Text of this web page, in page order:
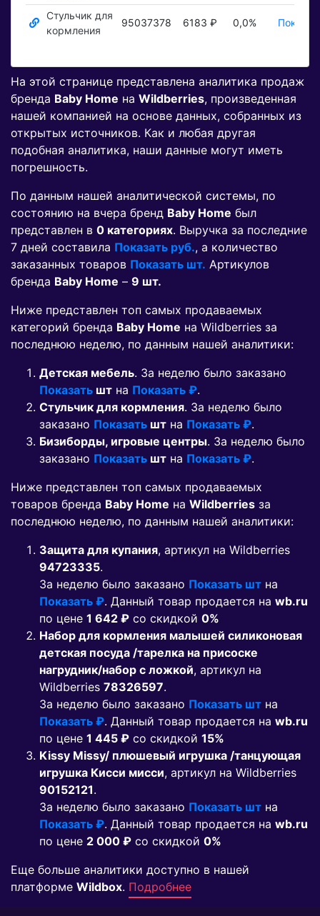
Стульчик для
кормления
95037378 6183 ₽ 0,0%
На этой странице представлена аналитика продаж
бренда Baby Home на Wildberries, произведенная
нашей компанией на основе данных, собранных из
открытых источников. Как и любая другая
подобная аналитика, наши данные могут иметь
погрешность.
По данным нашей аналитической системы, по
состоянию на вчера бренд Baby Home был
представлен в 0 категориях. Выручка за последние
7 дней составила Показать руб., а количество
заказанных товаров Показать шт. Артикулов
бренда Baby Home – 9 шт.
Ниже представлен топ самых продаваемых
категорий бренда Baby Home на Wildberries за
последнюю неделю, по данным нашей аналитики:
Детская мебель. За неделю было заказано
Показать шт на Показать ₽.
Стульчик для кормления. За неделю было
заказано Показать шт на Показать ₽.
Бизиборды, игровые центры. За неделю было
заказано Показать шт на Показать ₽.
Ниже представлен топ самых продаваемых
товаров бренда Baby Home на Wildberries за
последнюю неделю, по данным нашей аналитики:
Защита для купания, артикул на Wildberries
94723335.
За неделю было заказано Показать шт на
Показать ₽. Данный товар продается на wb.ru
по цене 1 642 ₽ co скидкой 0%
Набор для кормления малышей силиконовая
детская посуда /тарелка на присоске
нагрудник/набор с ложкой, артикул на
Wildberries 78326597.
За неделю было заказано Показать шт на
Показать ₽. Данный товар продается на wb.ru
по цене 1 445 ₽ co скидкой 15%
Kissy Missy/ плюшевый игрушка /танцующая
игрушка Кисси мисси, артикул на Wildberries
90152121.
За неделю было заказано Показать шт на
Показать ₽. Данный товар продается на wb.ru
по цене 2 000 ₽ co скидкой 0%
Еще больше аналитики доступно в нашей
платформе Wildbox. Подробнее